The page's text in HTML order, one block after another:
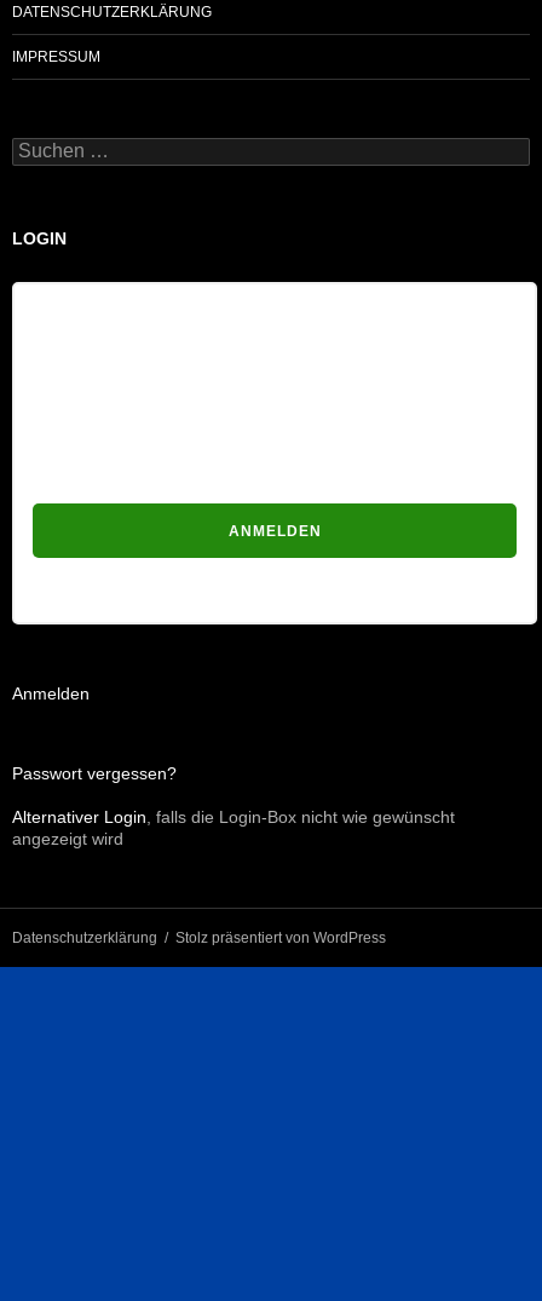
DATENSCHUTZERKLÄRUNG
IMPRESSUM
Suchen
nach:
LOGIN
Anmelden
Passwort vergessen?
Alternativer Login , falls die Login-Box nicht wie gewünscht
angezeigt wird
Datenschutzerklärung Stolz präsentiert von WordPress